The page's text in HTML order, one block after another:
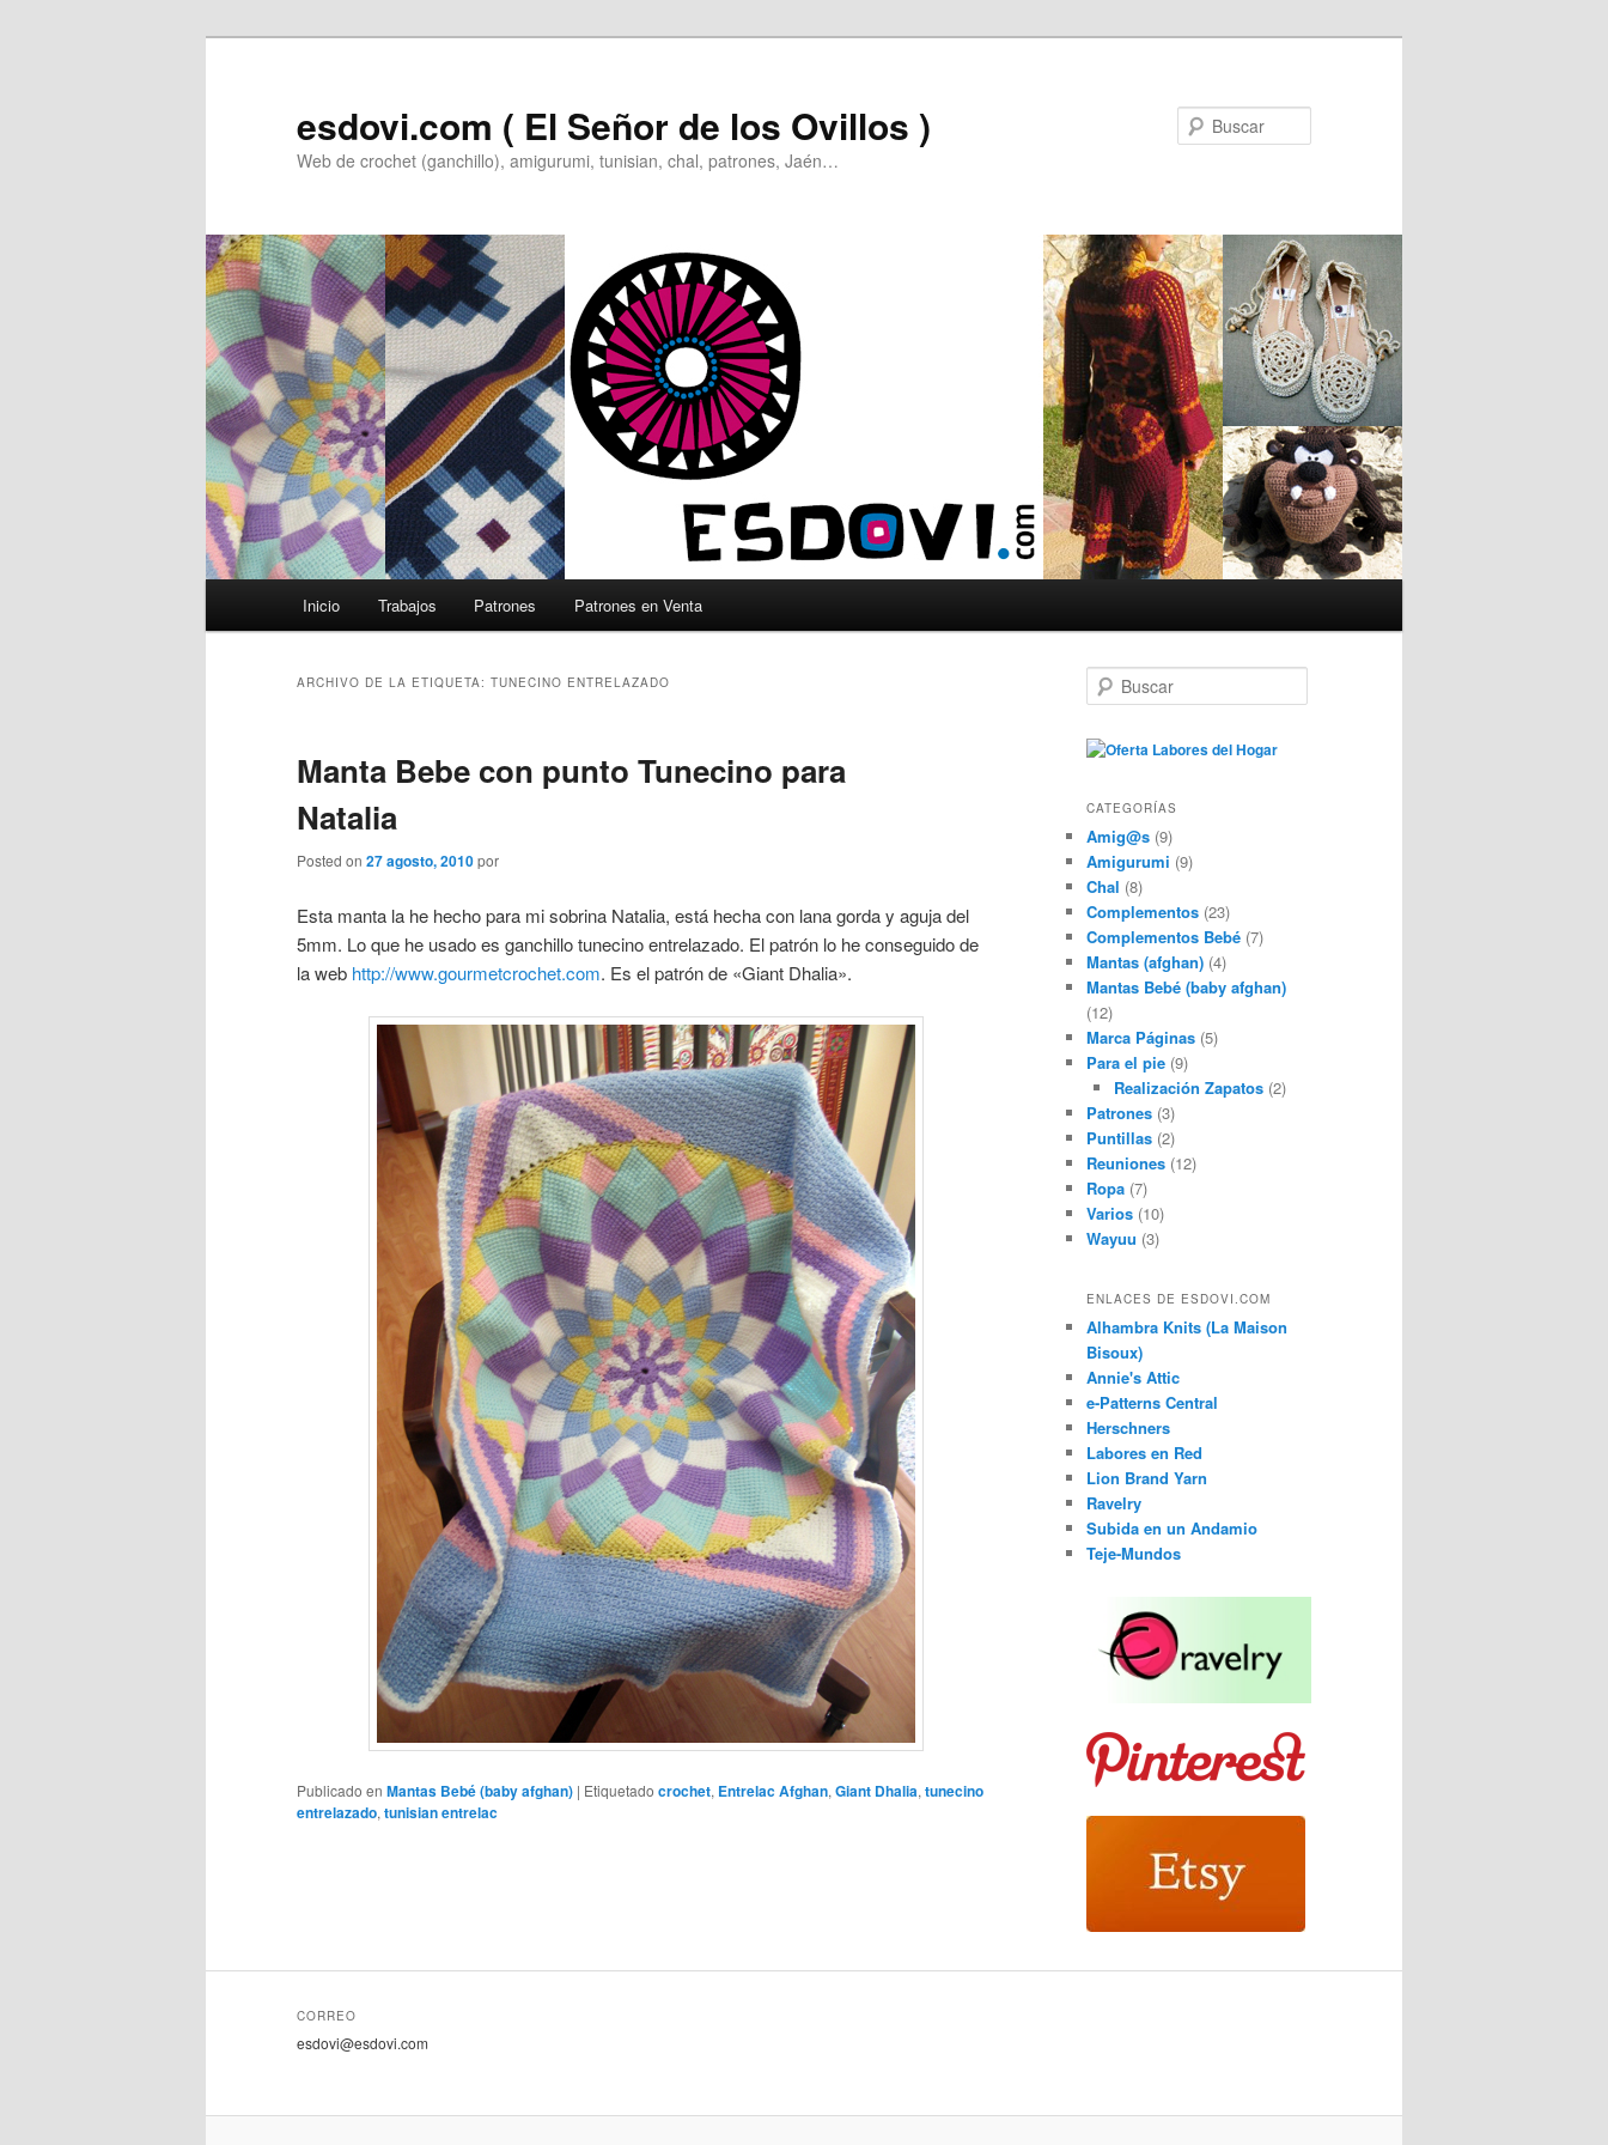
esdovi.com ( El Señor de los Ovillos )
Web de crochet (ganchillo), amigurumi, tunisian, chal, patrones, Jaén…
Inicio Trabajos Patrones Patrones en Venta
ARCHIVO DE LA ETIQUETA: TUNECINO ENTRELAZADO
Manta Bebe con punto Tunecino para
Natalia
Posted on 27 agosto, 2010por
Esta manta la he hecho para mi sobrina Natalia, está hecha con lana gorda y aguja del
5mm. Lo que he usado es ganchillo tunecino entrelazado. El patrón lo he conseguido de
la web http://www.gourmetcrochet.com. Es el patrón de «Giant Dhalia».
Publicado en Mantas Bebé (baby afghan) | Etiquetado crochet, Entrelac Afghan, Giant Dhalia, tunecino
entrelazado, tunisian entrelac
u
c
CATEGORÍAS
Amig@s (9)
Amigurumi (9)
Chal (8)
Complementos (23)
Complementos Bebé (7)
Mantas (afghan) (4)
Mantas Bebé (baby afghan)
(12)
Marca Páginas (5)
Para el pie (9)
Realización Zapatos(2)
Patrones (3)
Puntillas (2)
Reuniones (12)
Ropa (7)
Varios (10)
Wayuu (3)
ENLACES DE ESDOVI.COM
Alhambra Knits (La Maison
Bisoux)
Annie's Attic
e-Patterns Central
Herschners
Labores en Red
Lion Brand Yarn
Ravelry
Subida en un Andamio
Teje-Mundos
CORREO
esdovi@esdovi.com